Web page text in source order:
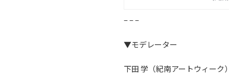
– – –
▼モデレーター
下田 学（紀南アートウィーク）